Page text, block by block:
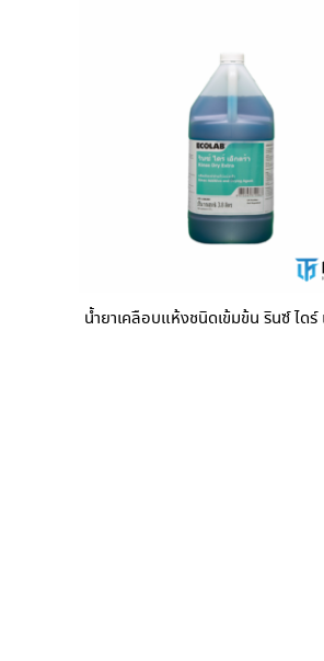
น้ำยาเคลือบแห้งชนิดเข้มข้น รินซ์ ไดร์